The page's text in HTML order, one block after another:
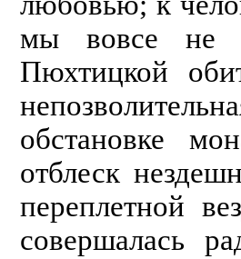
мы вовсе не
Пюхтицкой
обстановке
отблеск
переплетной
совершалась